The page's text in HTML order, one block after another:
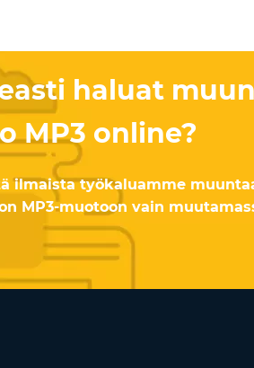
haluat
MP3 online?
ilmaista työkaluamme
MP3-muotoon vain